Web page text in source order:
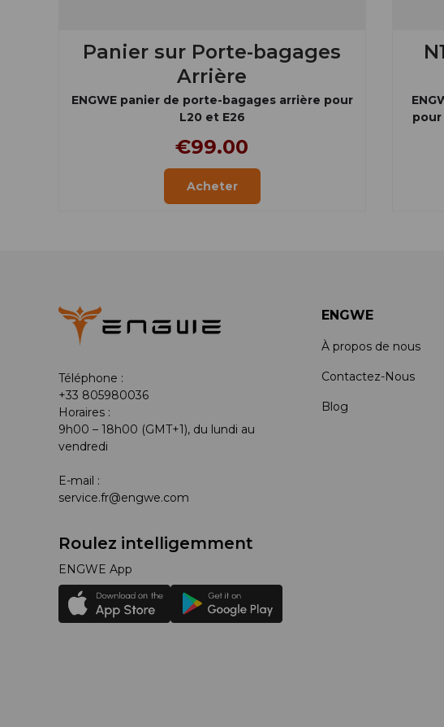
Panier sur Porte-bagages
Arrière
ENGWE panier de porte-bagages arrière pour
L20 et E26
€99.00
Acheter
pour
Téléphone :
+33 805980036
Horaires :
9h00 – 18h00 (GMT+1), du lundi au
vendredi
E-mail :
service.fr@engwe.com
Roulez intelligemment
ENGWE App
ENGWE
À propos de nous
Contactez-Nous
Blog